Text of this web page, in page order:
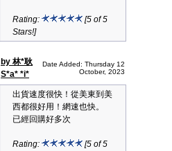
Rating:
[5 of 5
Stars!]
by 林*耿
S*a* *i*
Date Added: Thursday 12
October, 2023
出貨速度很快！從美東到美
西都很好用！網速也快。
已經回購好多次
Rating:
[5 of 5